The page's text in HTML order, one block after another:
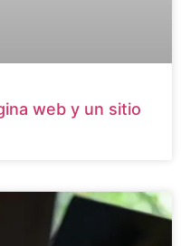
web y un sitio